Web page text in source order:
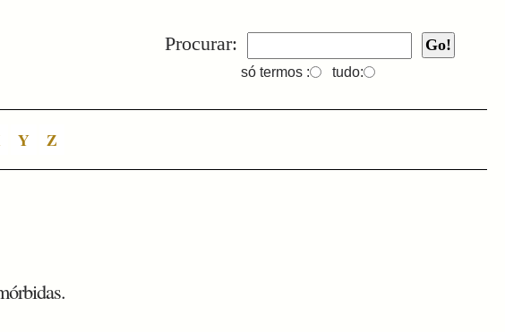
Procurar:
só termos : tudo:
Y Z